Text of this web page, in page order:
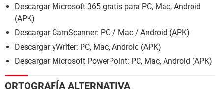
Descargar Microsoft 365 gratis para PC, Mac, Android
(APK)
Descargar CamScanner: PC / Mac / Android (APK)
Descargar yWriter: PC, Mac, Android (APK)
Descargar Microsoft PowerPoint: PC, Mac, Android (APK)
ORTOGRAFÍA ALTERNATIVA